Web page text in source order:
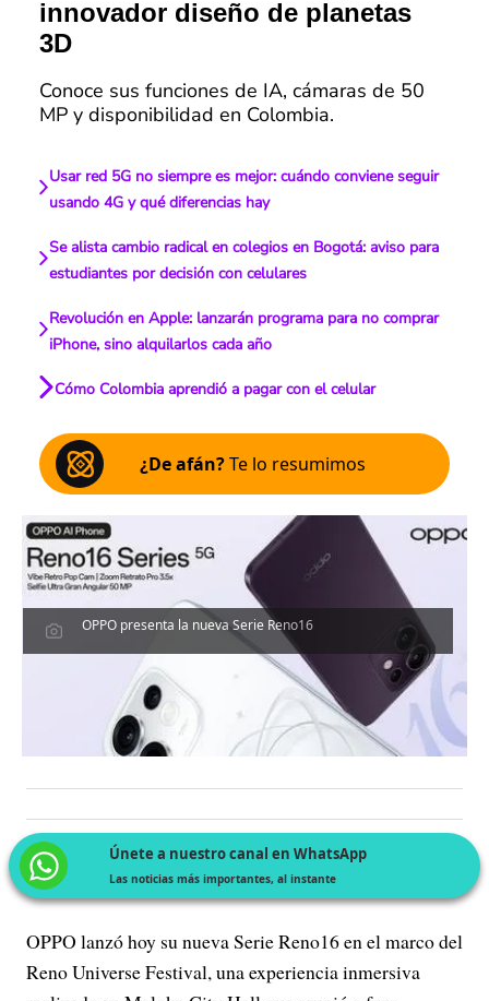
innovador diseño de planetas
3D
Conoce sus funciones de IA, cámaras de 50
MP y disponibilidad en Colombia.
Usar red 5G no siempre es mejor: cuándo conviene seguir
usando 4G y qué diferencias hay
Se alista cambio radical en colegios en Bogotá: aviso para
estudiantes por decisión con celulares
Revolución en Apple: lanzarán programa para no comprar
iPhone, sino alquilarlos cada año
Cómo Colombia aprendió a pagar con el celular
¿De afán?Te lo resumimos
OPPO presenta la nueva Serie Reno16
Únete a nuestro canal en WhatsApp
Las noticias más importantes, al instante
OPPO lanzó hoy su nueva Serie Reno16 en el marco del
Reno Universe Festival, una experiencia inmersiva